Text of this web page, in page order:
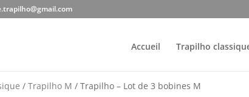
Accueil Trapilho
/Trapilho M / Trapilho – Lot de 3 bobines M